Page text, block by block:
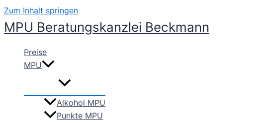
Zum Inhalt springen
MPU Beratungskanzlei Beckmann
Preise
MPU
Alkohol MPU
Punkte MPU